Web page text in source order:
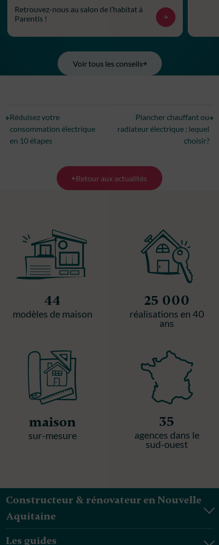
Retrouvez-nous au salon de l’habitat à
Parentis !
Voir tous les conseils
Réduisez votre
consommation électrique
en 10 étapes
Plancher chauffant ou
radiateur électrique : lequel
choisir?
Retour aux actualités
44
modèles de maison
25 000
réalisations en 40
ans
maison
sur-mesure
35
agences dans le
sud-ouest
Constructeur & rénovateur en Nouvelle
Aquitaine
Les guides